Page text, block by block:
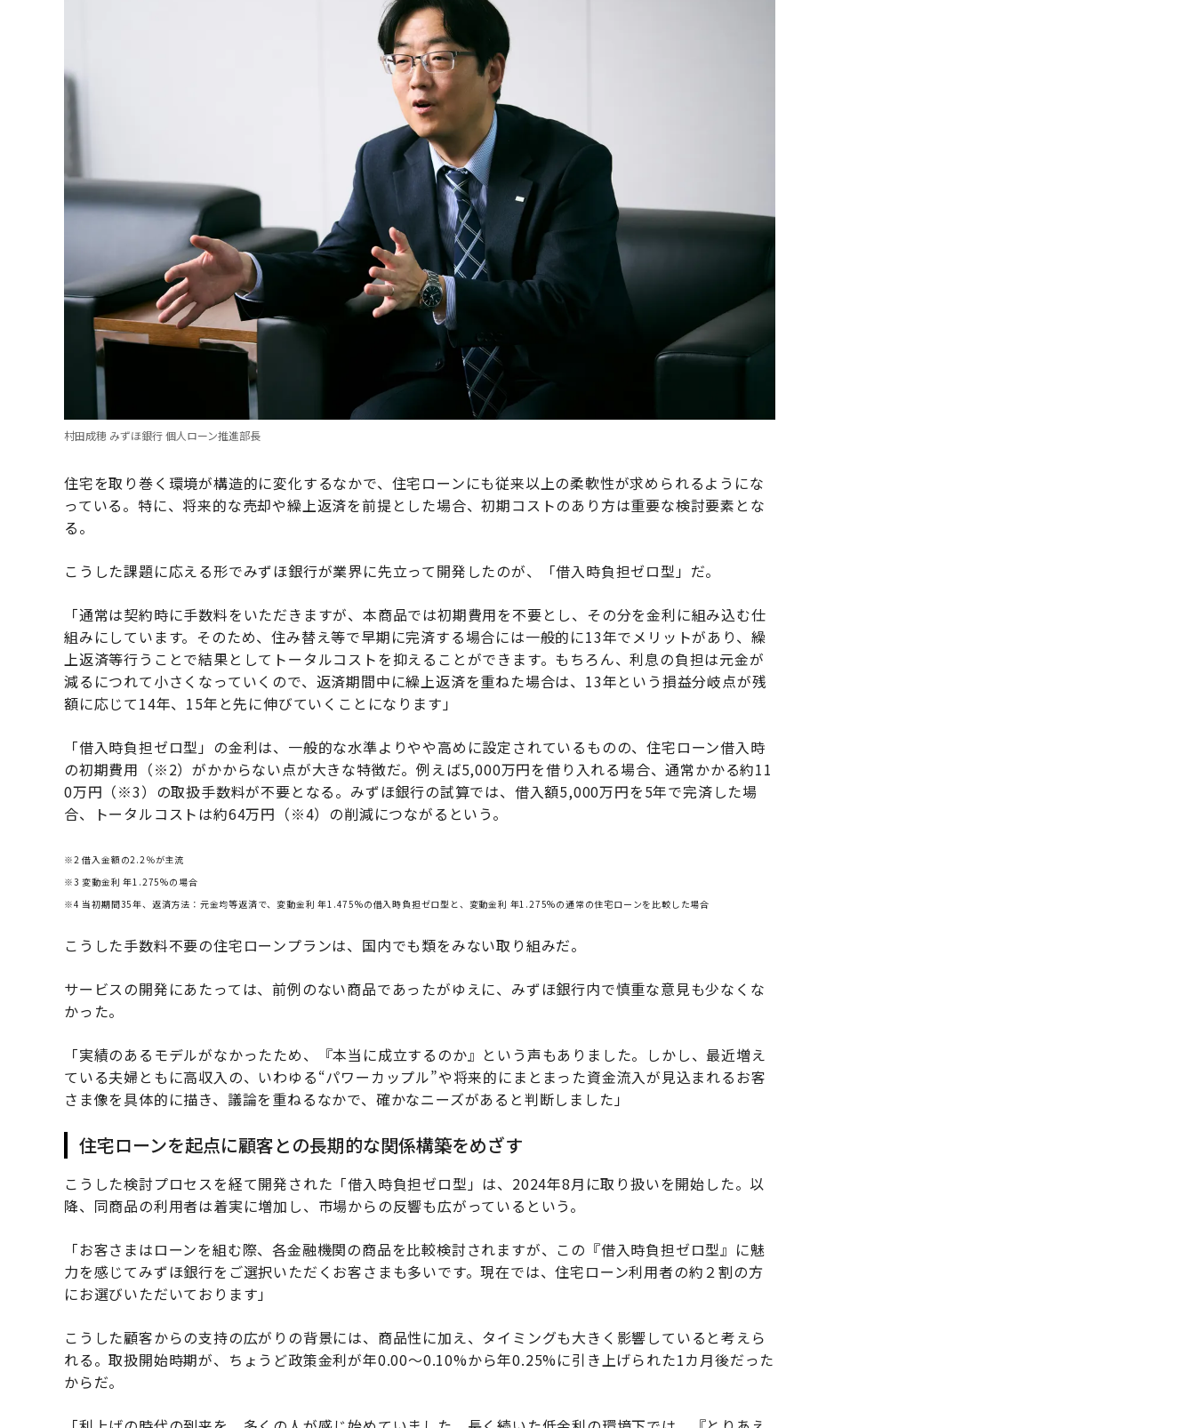
村田成穂 みずほ銀行 個人ローン推進部長
住宅を取り巻く環境が構造的に変化するなかで、住宅ローンにも従来以上の柔軟性が求められるようにな
っている。特に、将来的な売却や繰上返済を前提とした場合、初期コストのあり方は重要な検討要素とな
る。
こうした課題に応える形でみずほ銀行が業界に先立って開発したのが、「借入時負担ゼロ型」だ。
「通常は契約時に手数料をいただきますが、本商品では初期費用を不要とし、その分を金利に組み込む仕
組みにしています。そのため、住み替え等で早期に完済する場合には一般的に13年でメリットがあり、繰
上返済等行うことで結果としてトータルコストを抑えることができます。もちろん、利息の負担は元金が
減るにつれて小さくなっていくので、返済期間中に繰上返済を重ねた場合は、13年という損益分岐点が残
額に応じて14年、15年と先に伸びていくことになります」
「借入時負担ゼロ型」の金利は、一般的な水準よりやや高めに設定されているものの、住宅ローン借入時
の初期費用（※2）がかからない点が大きな特徴だ。例えば5,000万円を借り入れる場合、通常かかる約11
0万円（※3）の取扱手数料が不要となる。みずほ銀行の試算では、借入額5,000万円を5年で完済した場
合、トータルコストは約64万円（※4）の削減につながるという。
※2 借入金額の2.2％が主流
※3 変動金利 年1.275%の場合
※4 当初期間35年、返済方法：元金均等返済で、変動金利 年1.475%の借入時負担ゼロ型と、変動金利 年1.275%の通常の住宅ローンを比較した場合
こうした手数料不要の住宅ローンプランは、国内でも類をみない取り組みだ。
サービスの開発にあたっては、前例のない商品であったがゆえに、みずほ銀行内で慎重な意見も少なくな
かった。
「実績のあるモデルがなかったため、『本当に成立するのか』という声もありました。しかし、最近増え
ている夫婦ともに高収入の、いわゆる“パワーカップル”や将来的にまとまった資金流入が見込まれるお客
さま像を具体的に描き、議論を重ねるなかで、確かなニーズがあると判断しました」
住宅ローンを起点に顧客との長期的な関係構築をめざす
こうした検討プロセスを経て開発された「借入時負担ゼロ型」は、2024年8月に取り扱いを開始した。以
降、同商品の利用者は着実に増加し、市場からの反響も広がっているという。
「お客さまはローンを組む際、各金融機関の商品を比較検討されますが、この『借入時負担ゼロ型』に魅
力を感じてみずほ銀行をご選択いただくお客さまも多いです。現在では、住宅ローン利用者の約２割の方
にお選びいただいております」
こうした顧客からの支持の広がりの背景には、商品性に加え、タイミングも大きく影響していると考えら
れる。取扱開始時期が、ちょうど政策金利が年0.00〜0.10%から年0.25%に引き上げられた1カ月後だった
からだ。